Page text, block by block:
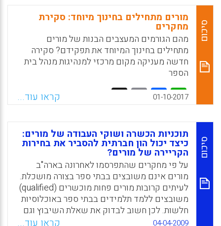
סיכום
מורים מתחילים בחינוך מיוחד: סקירת
מחקרים
מהם הגורמים המעצבים הבנות של מורים
מתחילים בחינוך המיוחד את תפקידם? סקירה
חדשה מעניקה מקום מרכזי למנהיגות מנהל בית
הספר
WhatsApp
Facebook
Email 01-10-2017 קראו עוד...
סיכום
תוכניות הכשרה ושוקי העבודה של מורים:
כיצד יכול הון חברתית להסביר את בחירות
הקריירה של מורים?
על פי מחקרים שהתפרסמו לאחרונה בארה"ב
מורים אינם משובצים בבתי ספר בצורה מושכלת.
לעיתים קרובות מורים פחות מוכשרים (qualified)
משובצים ללמד תלמידים בבתי ספר באוכלוסיות
חלשות. לכן חשוב לבדוק את שאלת השיבוץ וגם
את הקשר בין החלטות קריירה של מורים(כאן-
04-04-2009 קראו עוד...